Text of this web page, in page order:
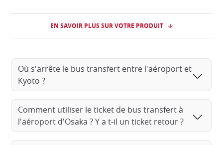
EN SAVOIR PLUS SUR VOTRE PRODUIT
Où s'arrête le bus transfert entre l'aéroport et
Kyoto ?
Comment utiliser le ticket de bus transfert à
l'aéroport d'Osaka ? Y a t-il un ticket retour ?